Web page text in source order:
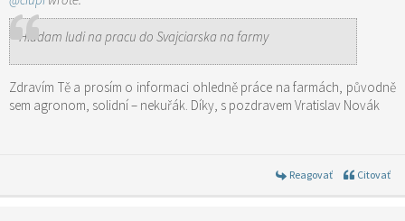
Hladam ludi na pracu do Svajciarska na farmy
Zdravím Tě a prosím o informaci ohledně práce na farmách, původně
sem agronom, solidní – nekuřák. Díky, s pozdravem Vratislav Novák
Reagovať Citovať